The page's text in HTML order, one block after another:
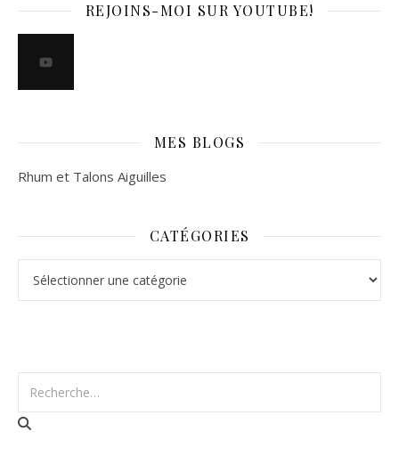
REJOINS-MOI SUR YOUTUBE!
MES BLOGS
Rhum et Talons Aiguilles
CATÉGORIES